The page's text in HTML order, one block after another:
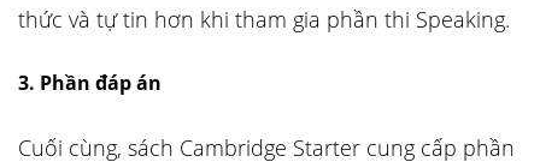
thức và tự tin hơn khi tham gia phần thi Speaking.
3. Phần đáp án
Cuối cùng, sách Cambridge Starter cung cấp phần